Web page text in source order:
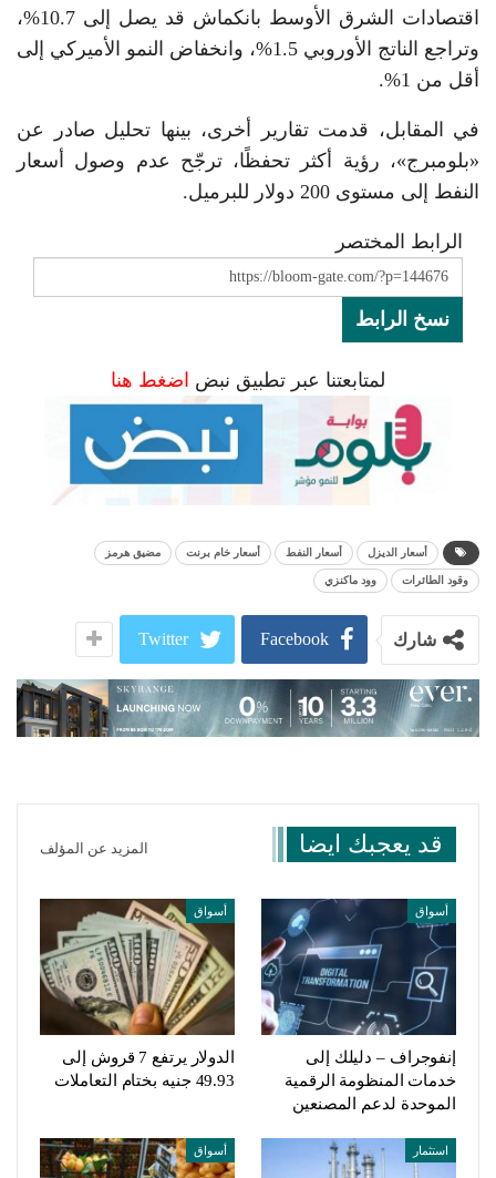
اقتصادات الشرق الأوسط بانكماش قد يصل إلى 10.7%،
وتراجع الناتج الأوروبي 1.5%، وانخفاض النمو الأميركي إلى
أقل من 1%.
في المقابل، قدمت تقارير أخرى، بينها تحليل صادر عن
«بلومبرج»، رؤية أكثر تحفظًا، ترجّح عدم وصول أسعار
النفط إلى مستوى 200 دولار للبرميل.
الرابط المختصر
نسخ الرابط
لمتابعتنا عبر تطبيق نبض اضغط هنا
أسعار الديزل أسعار النفط أسعار خام برنت مضيق هرمز
وقود الطائرات وود ماكنزي
شارك Facebook
Twitter
قد يعجبك ايضا المزيد عن المؤلف
أسواق
إنفوجراف – دليلك إلى
خدمات المنظومة الرقمية
الموحدة لدعم المصنعين
أسواق
الدولار يرتفع 7 قروش إلى
49.93 جنيه بختام التعاملات
استثمار أسواق